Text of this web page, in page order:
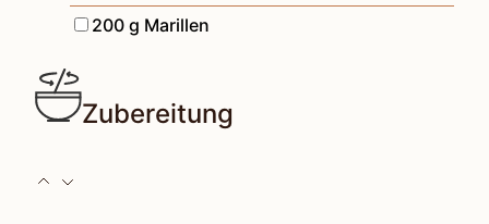
▢
200 g Marillen
Zubereitung